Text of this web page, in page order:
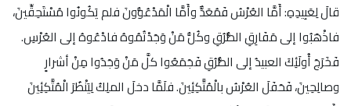
قالَ لِعَبِيدِهِ: أَمَّا العُرْسُ فَمُعَدٌّ وأَمَّا الْمَدْعُوُّونَ فلم يَكُونُوا مُسْتَحِقِّينَ،
فاذْهَبُوا إلى مَفَارِقِ الطُّرُقِ وكُلُّ مَنْ وَجَدْتُمُوهُ فادْعُوهُ إلى العُرْسِ.
فَخَرَجَ أُولَئِكَ العبيدُ إلى الطُّرُقِ فَجَمَعُوا كلَّ مَنْ وَجَدُوا مِنْ أشرارٍ
وصالِحِينَ، فَحَفَلَ العُرْسُ بالْمُتَّكِئِينَ. فلَمَّا دخلَ الملِكُ لِيَنْظُرَ الْمُتَّكِئِينَ